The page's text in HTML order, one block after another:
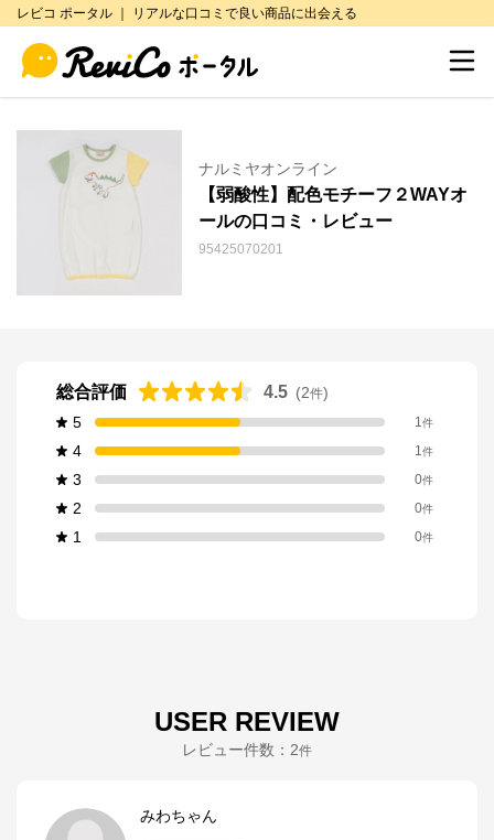
レビコ ポータル ｜ リアルな口コミで良い商品に出会える
ナルミヤオンライン
【弱酸性】配色モチーフ２WAYオ
ールの口コミ・レビュー
95425070201
総合評価 4.5 (2件)
5
1件
4 1件
3 0件
2 0件
1 0件
USER REVIEW
レビュー件数： 2件
みわちゃん